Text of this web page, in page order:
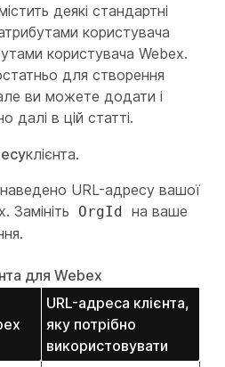
деякі стандартні
користувача
користувача Webex.
для створення
ви можете додати і
далі в цій статті.
клієнта.
URL-адресу вашої
Замініть
OrgId на ваше
для Webex
URL-адреса клієнта,
яку потрібно
використовувати